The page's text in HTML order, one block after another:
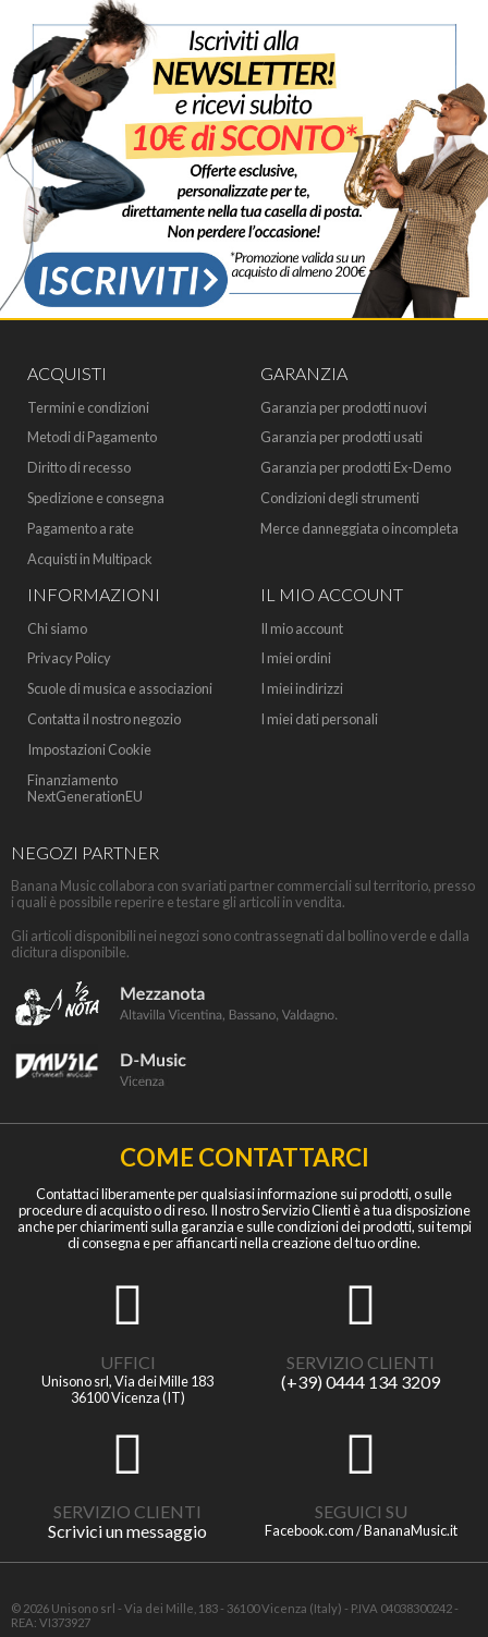
ACQUISTI
Termini e condizioni
Metodi di Pagamento
Diritto di recesso
Spedizione e consegna
Pagamento a rate
Acquisti in Multipack
GARANZIA
Garanzia per prodotti nuovi
Garanzia per prodotti usati
Garanzia per prodotti Ex-Demo
Condizioni degli strumenti
Merce danneggiata o incompleta
INFORMAZIONI
Chi siamo
Privacy Policy
Scuole di musica e associazioni
Contatta il nostro negozio
Impostazioni Cookie
Finanziamento
NextGenerationEU
IL MIO ACCOUNT
Il mio account
I miei ordini
I miei indirizzi
I miei dati personali
NEGOZI PARTNER
Banana Music collabora con svariati partner commerciali sul territorio, presso
i quali è possibile reperire e testare gli articoli in vendita.
Gli articoli disponibili nei negozi sono contrassegnati dal bollino verde e dalla
dicitura disponibile.
COME CONTATTARCI
Contattaci liberamente per qualsiasi informazione sui prodotti, o sulle
procedure di acquisto o di reso. Il nostro Servizio Clienti è a tua disposizione
anche per chiarimenti sulla garanzia e sulle condizioni dei prodotti, sui tempi
di consegna e per affiancarti nella creazione del tuo ordine.
UFFICI
Unisono srl, Via dei Mille 183
36100 Vicenza (IT)
SERVIZIO CLIENTI
(+39) 0444 134 3209
SERVIZIO CLIENTI
Scrivici un messaggio
SEGUICI SU
Facebook.com / BananaMusic.it
© 2026 Unisono srl - Via dei Mille, 183 - 36100 Vicenza (Italy) - P.IVA 04038300242 -
REA: VI373927